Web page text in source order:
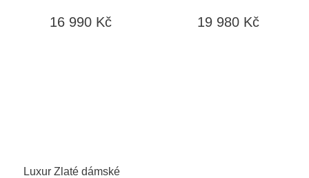
16 990 Kč 19 980 Kč
Luxur Zlaté dámské